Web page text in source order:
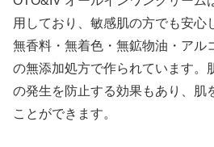
用しており、敏感肌の方でも安心
無香料・無着色・無鉱物油・アル
の無添加処方で作られています。
の発生を防止する効果もあり、肌
ことができます。